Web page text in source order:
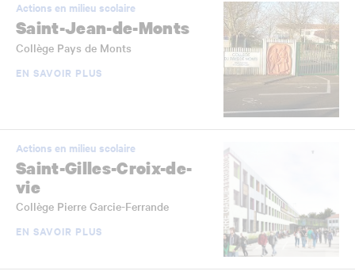
Actions en milieu scolaire
Saint-Jean-de-Monts
Collège Pays de Monts
EN SAVOIR PLUS
Actions en milieu scolaire
Saint-Gilles-Croix-de-
vie
Collège Pierre Garcie-Ferrande
EN SAVOIR PLUS